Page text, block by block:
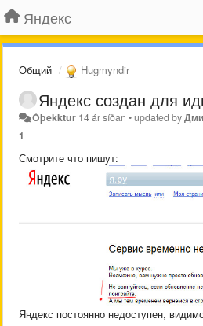
Яндекс
Общий Hugmyndir
Яндекс создан для
Óþekktur 14 ár síðan •updated by
1
Смотрите что пишут:
Яндекс постоянно недоступен,